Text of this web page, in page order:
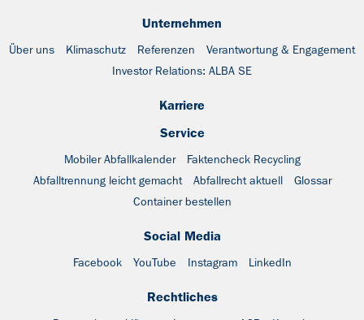
Unternehmen
Über uns Klimaschutz Referenzen
Verantwortung & Engagement
Investor Relations: ALBA SE
Karriere
Service
Mobiler Abfallkalender
Faktencheck Recycling
Abfalltrennung leicht gemacht
Abfallrecht aktuell
Glossar
Container bestellen
Social Media
Facebook YouTube Instagram LinkedIn
Rechtliches